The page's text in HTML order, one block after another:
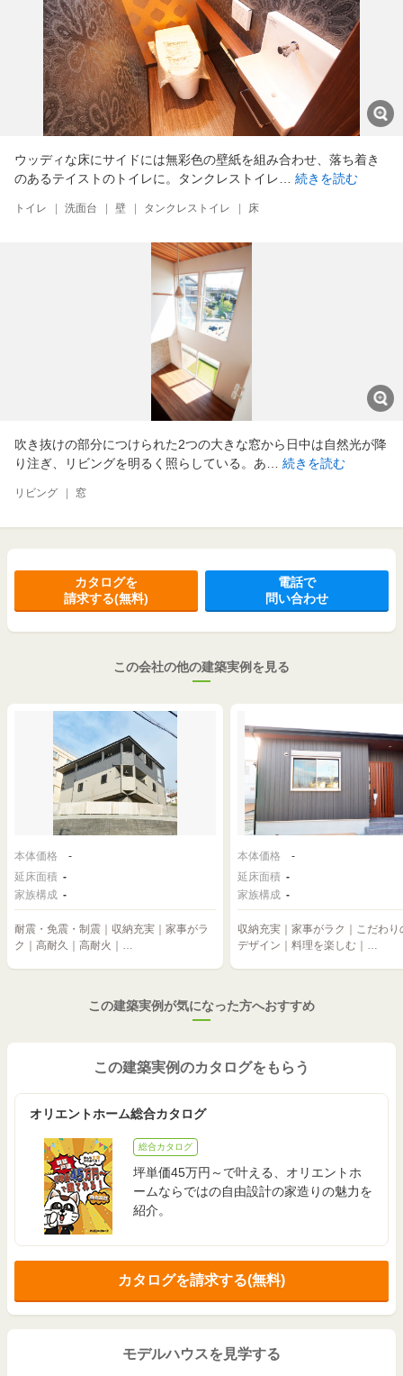
ウッディな床にサイドには無彩色の壁紙を組み合わせ、落ち着き
のあるテイストのトイレに。タンクレストイレ… 続きを読む
トイレ 洗面台 壁 タンクレストイレ 床
吹き抜けの部分につけられた2つの大きな窓から日中は自然光が降
り注ぎ、リビングを明るく照らしている。あ… 続きを読む
リビング 窓
カタログを
請求する(無料)
電話で
問い合わせ
この会社の他の建築実例を見る
本体価格
-
延床面積 -
家族構成 -
耐震・免震・制震｜収納充実｜家事がラ
ク｜高耐久｜高耐火｜…
本体価格
-
延床面積 -
家族構成 -
収納充実｜家事がラク｜こだわり
デザイン｜料理を楽しむ｜…
この建築実例が気になった方へおすすめ
この建築実例のカタログをもらう
オリエントホーム総合カタログ
総合カタログ
坪単価45万円～で叶える、オリエントホ
ームならではの自由設計の家造りの魅力を
紹介。
カタログを請求する(無料)
モデルハウスを見学する